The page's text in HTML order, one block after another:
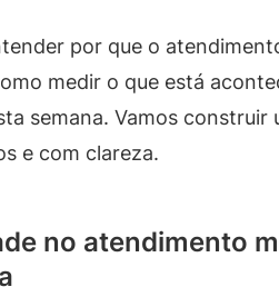
por que o
medir o que está
semana. Vamos construir
e com clareza.
no atendimento